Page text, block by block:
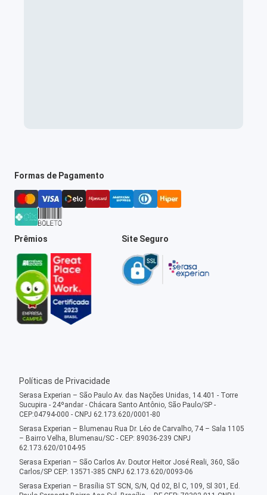
Formas de Pagamento
Prêmios Site Seguro
Políticas de Privacidade
Serasa Experian – São Paulo Av. das Nações Unidas, 14.401 - Torre
Sucupira - 24ºandar - Chácara Santo Antônio, São Paulo/SP -
CEP:04794-000 - CNPJ 62.173.620/0001-80
Serasa Experian – Blumenau Rua Dr. Léo de Carvalho, 74 – Sala 1105
– Bairro Velha, Blumenau/SC - CEP: 89036-239 CNPJ
62.173.620/0104-95
Serasa Experian – São Carlos Av. Doutor Heitor José Reali, 360, São
Carlos/SP CEP: 13571-385 CNPJ 62.173.620/0093-06
Serasa Experian – Brasília ST SCN, S/N, Qd 02, Bl C, 109, Sl 301, Ed.